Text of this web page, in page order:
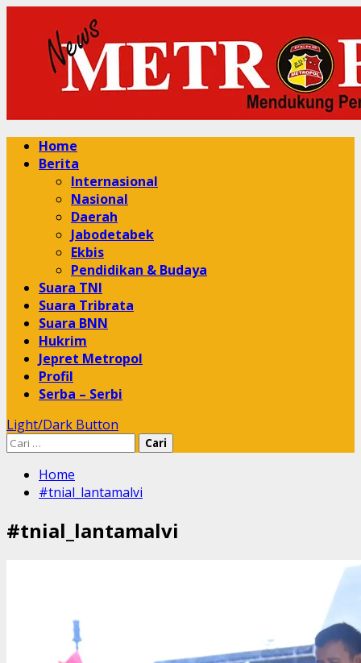
content
Primary
Menu
Home
Berita
Internasional
Nasional
Daerah
Jabodetabek
Ekbis
Pendidikan & Budaya
Suara TNI
Suara Tribrata
Suara BNN
Hukrim
Jepret Metropol
Profil
Serba – Serbi
Light/Dark Button
Cari
Home
#tnial_lantamalvi
#tnial_lantamalvi